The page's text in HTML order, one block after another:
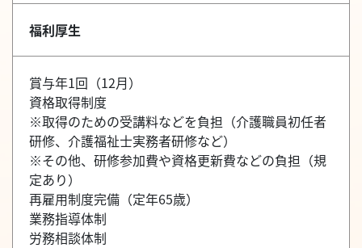
福利厚生
賞与年1回（12月）
資格取得制度
※取得のための受講料などを負担（介護職員初任者
研修、介護福祉士実務者研修など）
※その他、研修参加費や資格更新費などの負担（規
定あり）
再雇用制度完備（定年65歳）
業務指導体制
労務相談体制